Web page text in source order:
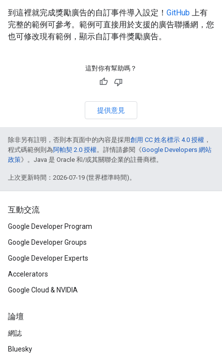
到這裡就完成獎勵廣告的自訂事件導入設定！ GitHub 上有
完整的範例可參考。範例可直接用於支援的廣告聯播網，您
也可修改現有範例，顯示自訂事件獎勵廣告。
這對你有幫助嗎？
提供意見
除非另有註明，否則本頁面中的內容是採用創用 CC 姓名標示 4.0 授權 ，
程式碼範例則為阿帕契 2.0 授權。詳情請參閱《Google Developers 網站
政策》。Java 是 Oracle 和/或其關聯企業的註冊商標。
上次更新時間：2026-07-19 (世界標準時間)。
互動交流
Google Developer Program
Google Developer Groups
Google Developer Experts
Accelerators
Google Cloud & NVIDIA
論壇
網誌
Bluesky